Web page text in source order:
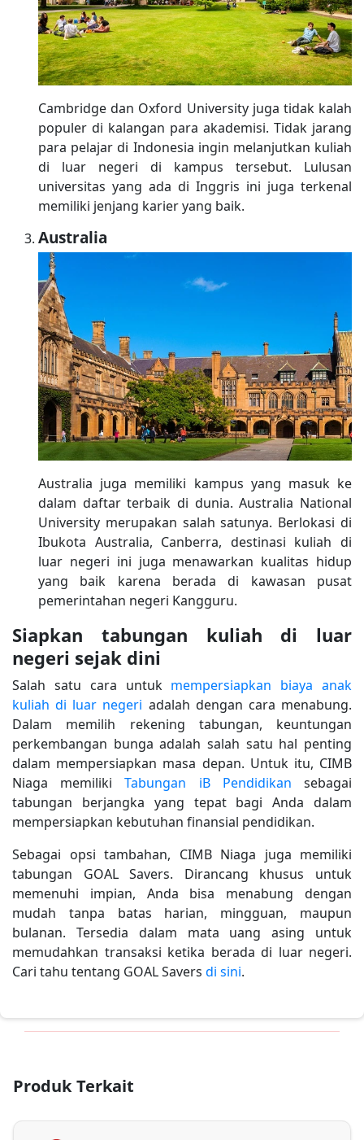
Cambridge dan Oxford University juga tidak kalah
populer di kalangan para akademisi. Tidak jarang
para pelajar di Indonesia ingin melanjutkan kuliah
di luar negeri di kampus tersebut. Lulusan
universitas yang ada di Inggris ini juga terkenal
memiliki jenjang karier yang baik.
Australia
Australia juga memiliki kampus yang masuk ke
dalam daftar terbaik di dunia. Australia National
University merupakan salah satunya. Berlokasi di
Ibukota Australia, Canberra, destinasi kuliah di
luar negeri ini juga menawarkan kualitas hidup
yang baik karena berada di kawasan pusat
pemerintahan negeri Kangguru.
Siapkan tabungan kuliah di luar
negeri sejak dini
Salah satu cara untuk mempersiapkan biaya anak
kuliah di luar negeri adalah dengan cara menabung.
Dalam memilih rekening tabungan, keuntungan
perkembangan bunga adalah salah satu hal penting
dalam mempersiapkan masa depan. Untuk itu, CIMB
Niaga memilikiTabungan iB Pendidikan sebagai
tabungan berjangka yang tepat bagi Anda dalam
mempersiapkan kebutuhan finansial pendidikan.
Sebagai opsi tambahan, CIMB Niaga juga memiliki
tabungan GOAL Savers. Dirancang khusus untuk
memenuhi impian, Anda bisa menabung dengan
mudah tanpa batas harian, mingguan, maupun
bulanan. Tersedia dalam mata uang asing untuk
memudahkan transaksi ketika berada di luar negeri.
Cari tahu tentang GOAL Savers di sini.
Produk Terkait